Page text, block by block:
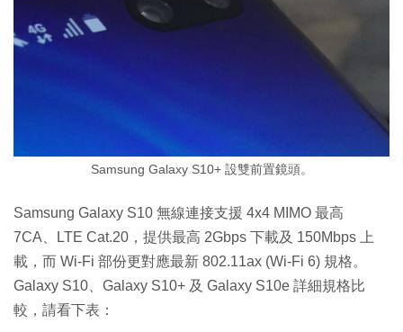
Samsung Galaxy S10+ 設雙前置鏡頭。
Samsung Galaxy S10 無線連接支援 4x4 MIMO 最高
7CA、LTE Cat.20，提供最高 2Gbps 下載及 150Mbps 上
載，而 Wi-Fi 部份更對應最新 802.11ax (Wi-Fi 6) 規格。
Galaxy S10、Galaxy S10+ 及 Galaxy S10e 詳細規格比
較，請看下表：